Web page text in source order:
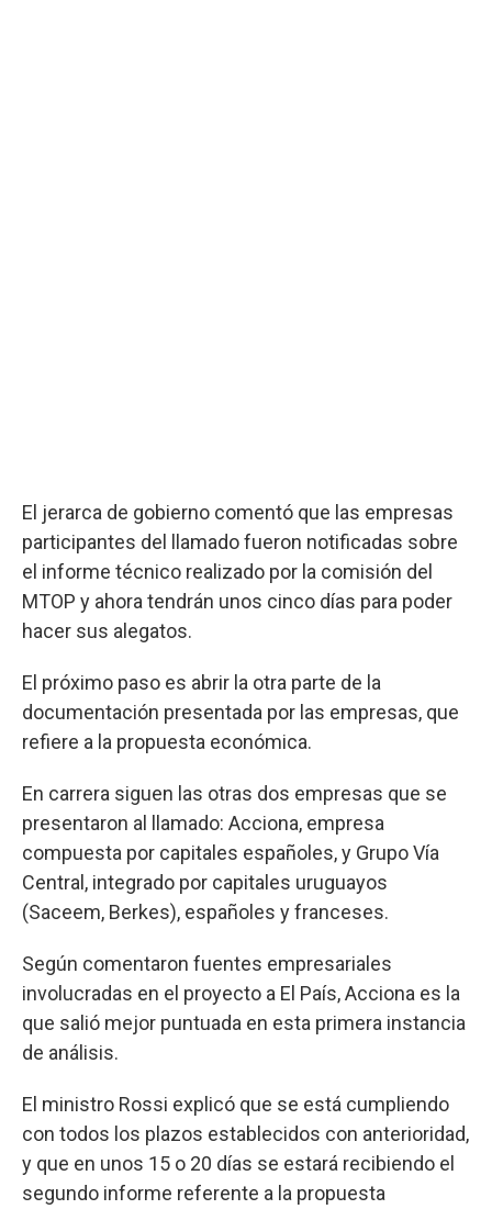
El jerarca de gobierno comentó que las empresas
participantes del llamado fueron notificadas sobre
el informe técnico realizado por la comisión del
MTOP y ahora tendrán unos cinco días para poder
hacer sus alegatos.
El próximo paso es abrir la otra parte de la
documentación presentada por las empresas, que
refiere a la propuesta económica.
En carrera siguen las otras dos empresas que se
presentaron al llamado: Acciona, empresa
compuesta por capitales españoles, y Grupo Vía
Central, integrado por capitales uruguayos
(Saceem, Berkes), españoles y franceses.
Según comentaron fuentes empresariales
involucradas en el proyecto a El País, Acciona es la
que salió mejor puntuada en esta primera instancia
de análisis.
El ministro Rossi explicó que se está cumpliendo
con todos los plazos establecidos con anterioridad,
y que en unos 15 o 20 días se estará recibiendo el
segundo informe referente a la propuesta